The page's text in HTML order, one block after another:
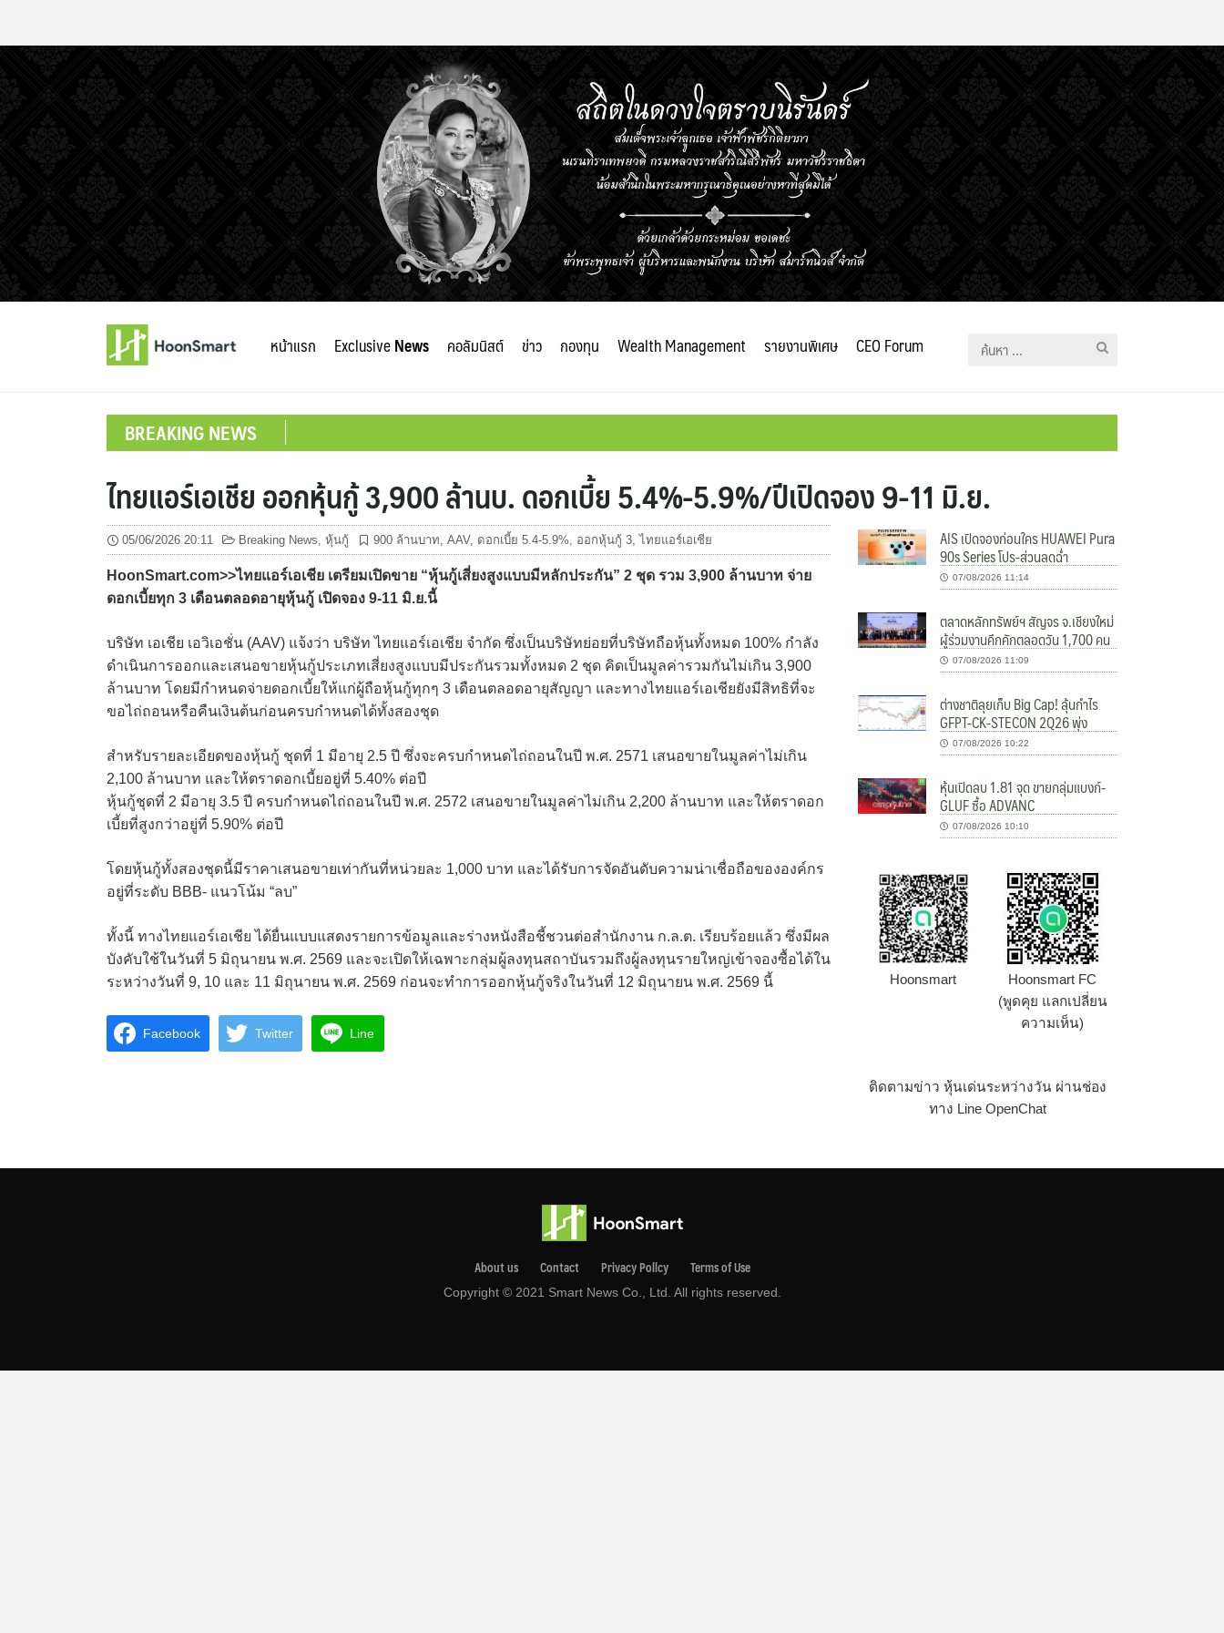
หน้าแรก ExclusiveNews คอลัมนิสต์ ข่าว กองทุน Wealth Management รายงานพิเศษ CEO Forum
ค้นหา
BREAKING NEWS
ไทยแอร์เอเชีย ออกหุ้นกู้ 3,900 ล้านบ. ดอกเบี้ย 5.4%-5.9%/ปีเปิดจอง 9-11 มิ.ย.
05/06/2026 20:11 Breaking News, หุ้นกู้ 900 ล้านบาท, AAV, ดอกเบี้ย 5.4-5.9%, ออกหุ้นกู้ 3,ไทยแอร์เอเชีย
HoonSmart.com>>ไทยแอร์เอเชีย เตรียมเปิดขาย “หุ้นกู้เสี่ยงสูงแบบมีหลักประกัน” 2 ชุด รวม 3,900 ล้านบาท จ่าย
ดอกเบี้ยทุก 3 เดือนตลอดอายุหุ้นกู้ เปิดจอง 9-11 มิ.ย.นี้
บริษัท เอเชีย เอวิเอชั่น (AAV) แจ้งว่า บริษัท ไทยแอร์เอเชีย จำกัด ซึ่งเป็นบริษัทย่อยที่บริษัทถือหุ้นทั้งหมด 100% กำลัง
ดำเนินการออกและเสนอขายหุ้นกู้ประเภทเสี่ยงสูงแบบมีประกันรวมทั้งหมด 2 ชุด คิดเป็นมูลค่ารวมกันไม่เกิน 3,900
ล้านบาท โดยมีกำหนดจ่ายดอกเบี้ยให้แก่ผู้ถือหุ้นกู้ทุกๆ 3 เดือนตลอดอายุสัญญา และทางไทยแอร์เอเชียยังมีสิทธิที่จะ
ขอไถ่ถอนหรือคืนเงินต้นก่อนครบกำหนดได้ทั้งสองชุด
สำหรับรายละเอียดของหุ้นกู้ ชุดที่ 1 มีอายุ 2.5 ปี ซึ่งจะครบกำหนดไถ่ถอนในปี พ.ศ. 2571 เสนอขายในมูลค่าไม่เกิน
2,100 ล้านบาท และให้ตราดอกเบี้ยอยู่ที่ 5.40% ต่อปี
หุ้นกู้ชุดที่ 2 มีอายุ 3.5 ปี ครบกำหนดไถ่ถอนในปี พ.ศ. 2572 เสนอขายในมูลค่าไม่เกิน 2,200 ล้านบาท และให้ตราดอก
เบี้ยที่สูงกว่าอยู่ที่ 5.90% ต่อปี
โดยหุ้นกู้ทั้งสองชุดนี้มีราคาเสนอขายเท่ากันที่หน่วยละ 1,000 บาท และได้รับการจัดอันดับความน่าเชื่อถือขององค์กร
อยู่ที่ระดับ BBB- แนวโน้ม “ลบ”
ทั้งนี้ ทางไทยแอร์เอเชีย ได้ยื่นแบบแสดงรายการข้อมูลและร่างหนังสือชี้ชวนต่อสำนักงาน ก.ล.ต. เรียบร้อยแล้ว ซึ่งมีผล
บังคับใช้ในวันที่ 5 มิถุนายน พ.ศ. 2569 และจะเปิดให้เฉพาะกลุ่มผู้ลงทุนสถาบันรวมถึงผู้ลงทุนรายใหญ่เข้าจองซื้อได้ใน
ระหว่างวันที่ 9, 10 และ 11 มิถุนายน พ.ศ. 2569 ก่อนจะทำการออกหุ้นกู้จริงในวันที่ 12 มิถุนายน พ.ศ. 2569 นี้
Facebook Twitter Line
AIS เปิดจองก่อนใคร HUAWEI Pura
90s Series โปร-ส่วนลดฉ่ำ
07/08/2026 11:14
ตลาดหลักทรัพย์ฯ สัญจร จ.เชียงใหม่
ผู้ร่วมงานคึกคักตลอดวัน 1,700 คน
07/08/2026 11:09
ต่างชาติลุยเก็บ Big Cap! ลุ้นกำไร
GFPT-CK-STECON 2Q26 พุ่ง
07/08/2026 10:22
หุ้นเปิดลบ 1.81 จุด ขายกลุ่มแบงก์-
GLUF ซื้อ ADVANC
07/08/2026 10:10
Hoonsmart
Hoonsmart FC
(พูดคุย แลกเปลี่ยน
ความเห็น)
ติดตามข่าว หุ้นเด่นระหว่างวัน ผ่านช่อง
ทาง Line OpenChat
About us Contact Privacy Pollcy Terms of Use
Copyright © 2021 Smart News Co., Ltd. All rights reserved.